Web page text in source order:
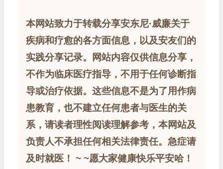
本网站致力于转载分享安东尼·威廉关于
疾病和疗愈的各方面信息，以及安友们的
实践分享记录。网站内容仅供信息分享，
不作为临床医疗指导，不用于任何诊断指
导或治疗依据。这些信息不是为了用作病
患教育，也不建立任何患者与医生的关
系，请读者理性阅读理解参考，本网站及
负责人不承担任何相关法律责任。急症请
及时就医！ ~ ~愿大家健康快乐平安哈！